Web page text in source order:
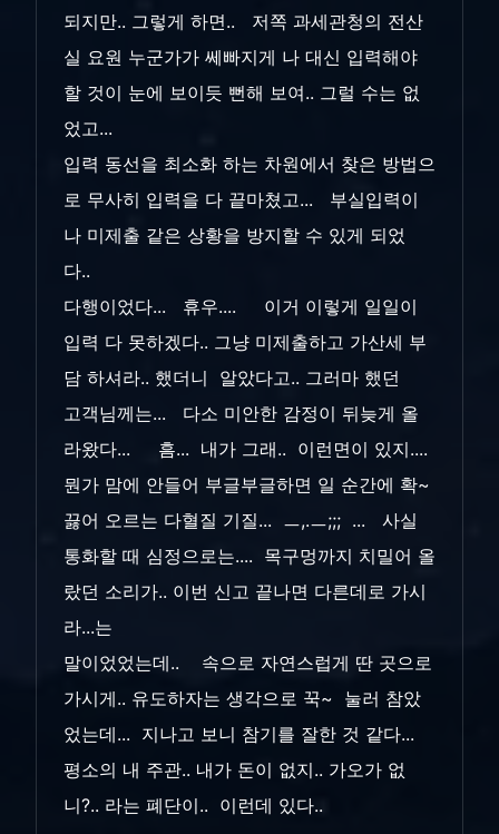
되지만.. 그렇게 하면.. 저쪽 과세관청의 전산
실 요원 누군가가 쎄빠지게 나 대신 입력해야
할 것이 눈에 보이듯 뻔해 보여.. 그럴 수는 없
었고...
입력 동선을 최소화 하는 차원에서 찾은 방법으
로 무사히 입력을 다 끝마쳤고... 부실입력이
나 미제출 같은 상황을 방지할 수 있게 되었
다..
다행이었다... 휴우.... 이거 이렇게 일일이
입력 다 못하겠다.. 그냥 미제출하고 가산세 부
담 하셔라.. 했더니 알았다고.. 그러마 했던
고객님께는... 다소 미안한 감정이 뒤늦게 올
라왔다... 흠... 내가 그래.. 이런면이 있지....
뭔가 맘에 안들어 부글부글하면 일 순간에 확~
끓어 오르는 다혈질 기질... ㅡ,.ㅡ;;; ... 사실
통화할 때 심정으로는.... 목구멍까지 치밀어 올
랐던 소리가.. 이번 신고 끝나면 다른데로 가시
라...는
말이었었는데.. 속으로 자연스럽게 딴 곳으로
가시게.. 유도하자는 생각으로 꾹~ 눌러 참았
었는데... 지나고 보니 참기를 잘한 것 같다...
평소의 내 주관.. 내가 돈이 없지.. 가오가 없
니?.. 라는 폐단이.. 이런데 있다..